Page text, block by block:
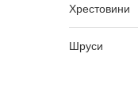
Хрестовини
Шруси
Фланець
Шл 32-